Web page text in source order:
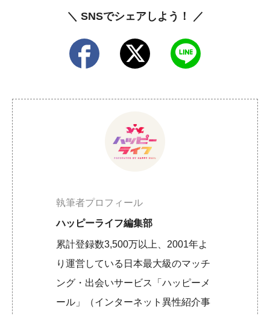
＼ SNSでシェアしよう！ ／
執筆者プロフィール
ハッピーライフ編集部
累計登録数3,500万以上、2001年よ
り運営している日本最大級のマッチ
ング・出会いサービス「ハッピーメ
ール」（インターネット異性紹介事